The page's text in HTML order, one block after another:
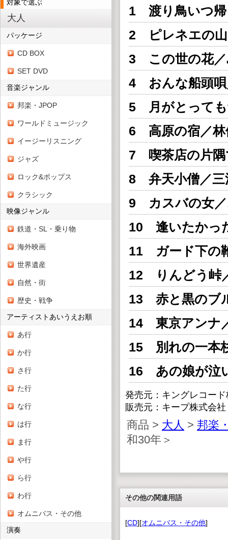
対象で選ぶ
大人
パッケージ
CD BOX
SET DVD
音楽ジャンル
邦楽・JPOP
ワールドミュージック
イージーリスニング
ジャズ
ロック&ポップス
クラシック
映像ジャンル
鉄道・SL・乗り物
海外映画
世界遺産
自然・街
歴史・戦争
アーティストあいうえお順
あ行
か行
さ行
た行
な行
は行
ま行
や行
ら行
わ行
オムニバス・その他
演奏
1 渡り鳥いつ帰
2 ピレネエの
3 この世の花
4 おんな船頭
5 月がとっても
6 高原の宿／
7 喫茶店の片
8 弁天小僧／
9 カスバの女
10 逢いたかっ
11 ガード下の
12 りんどう峠
13 赤と黒のブ
14 東京アンナ
15 別れの一本
16 あの娘が泣
発売元：キングレコー
販売元：キープ株式会社
商品 > 大人 > 邦楽
和30年＞
その他の関連用語
[CD][オムニバス・その他]